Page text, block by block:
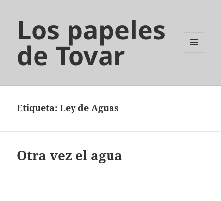
Los papeles
de Tovar
Etiqueta:Ley de Aguas
Otra vez el agua